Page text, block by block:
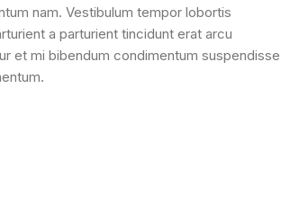
nam. Vestibulum tempor lobortis
a parturient tincidunt erat arcu
et mi bibendum condimentum suspendisse